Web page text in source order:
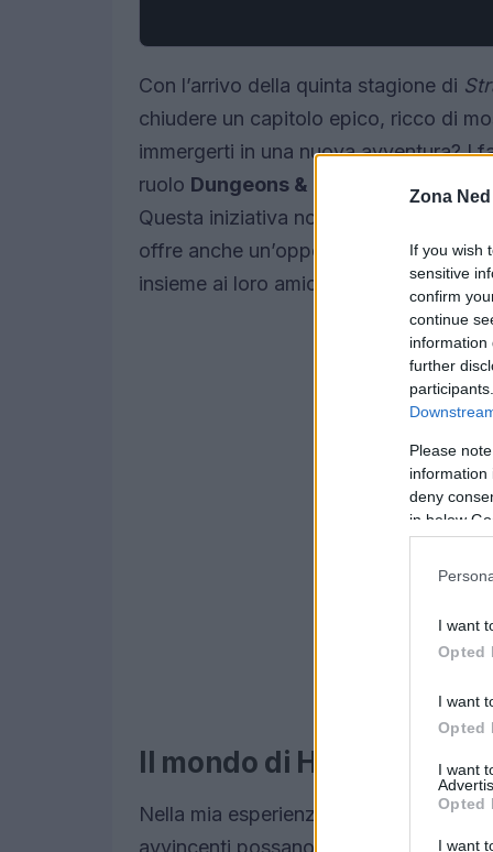
Zona Ned
If you wish
sensitive
confirm
continue
information
further
Please
information
deny
in below
I want
Opted
I want
Opted
I want
Opted
I want
Con l’arrivo della quinta stagione di
chiudere un capitolo epico, ricco di
immergerti in una nuova avventura? I
ruolo Dungeons & Dragons
,
Questa iniziativa non solo celebra il
offre anche un’opportunità unica per
insieme ai loro amici, proprio come i
Il mondo di Hawkins e le
Nella mia esperienza nel marketing